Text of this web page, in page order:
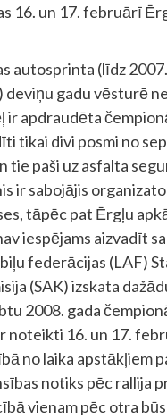
16. un 17. februārī
autosprinta (līdz
deviņu gadu vēsturē
ir apdraudēta
tikai divi posmi no
tie paši uz asfalta
ir sabojājis
tāpēc pat Ērgļu
iespējams aizvadīt
federācijas (LAF)
(SAK) izskata
2008. gada
noteikti 16. un 17.
no laika apstākļiem
notiks pēc rallija
vienam pēc otra